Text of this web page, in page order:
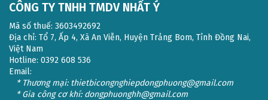
CÔNG TY TNHH TMDV NHẤT Ý
Mã số thuế: 3603492692
Địa chỉ: Tổ 7, Ấp 4, Xã An Viễn, Huyện Trảng Bom, Tỉnh Đồng Nai,
Việt Nam
Hotline: 0392 608 536
Email:
* Thương mại: thietbicongnghiepdongphuong@gmail.com
* Gia công cơ khí: dongphuonghh@gmail.com